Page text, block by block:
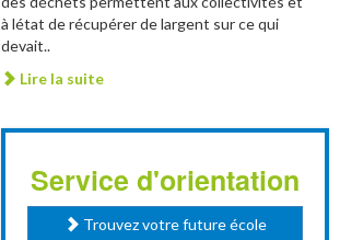
à létat de récupérer de largent sur ce qui
devait..
Lire la suite
Service d'orientation
Trouvez votre future école